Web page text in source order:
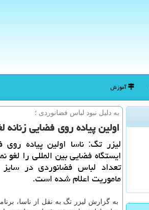
آموزش
به دلیل نبود لباس فضانوردی ؛
اولین پیاده روی فضایی زنانه
لیزر تگ: ناسا اولین پیاده روی
ایستگاه فضایی بین المللی را لغو
تعداد لباس فضانوردی در
ماموریت اعلام شده است.
به گزارش لیزر تگ به نقل از ناسا،